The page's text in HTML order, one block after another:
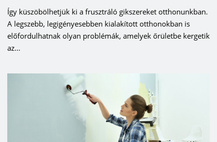
Így küszöbölhetjük ki a frusztráló gikszereket otthonunkban.
A legszebb, legigényesebben kialakított otthonokban is
előfordulhatnak olyan problémák, amelyek őrületbe kergetik
az...